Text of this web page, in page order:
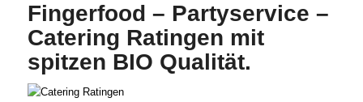
Fingerfood – Partyservice –
Catering Ratingen mit
spitzen BIO Qualität.